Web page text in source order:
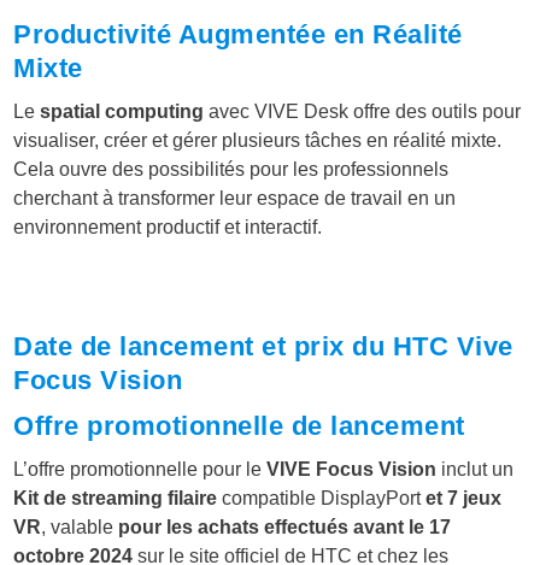
Productivité Augmentée en Réalité
Mixte
Lespatial computing avec VIVE Desk offre des outils pour
visualiser, créer et gérer plusieurs tâches en réalité mixte.
Cela ouvre des possibilités pour les professionnels
cherchant à transformer leur espace de travail en un
environnement productif et interactif.
Date de lancement et prix du HTC Vive
Focus Vision
Offre promotionnelle de lancement
L’offre promotionnelle pour leVIVE Focus Vision inclut un
Kit de streaming filaire compatible DisplayPortet 7 jeux
VR, valable pour les achats effectués avant le 17
octobre 2024sur le site officiel de HTC et chez les